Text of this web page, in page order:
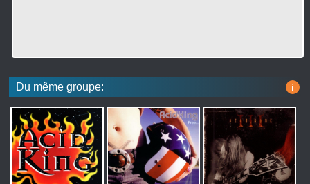
Du même groupe: i